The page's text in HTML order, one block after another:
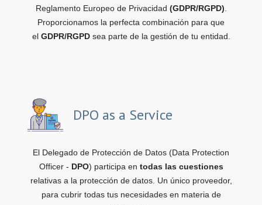
Reglamento Europeo de Privacidad (GDPR/RGPD)
Proporcionamos la perfecta combinación para que
el GDPR/RGPDsea parte de la gestión de tu entidad.
DPO as a Service
El Delegado de Protección de Datos (Data Protection
Officer - DPO) participa en todas las cuestiones
relativas a la protección de datos. Un único proveedor,
para cubrir todas tus necesidades en materia de